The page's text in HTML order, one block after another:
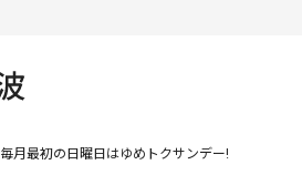
毎月最初の日曜日はゆめトクサンデー!